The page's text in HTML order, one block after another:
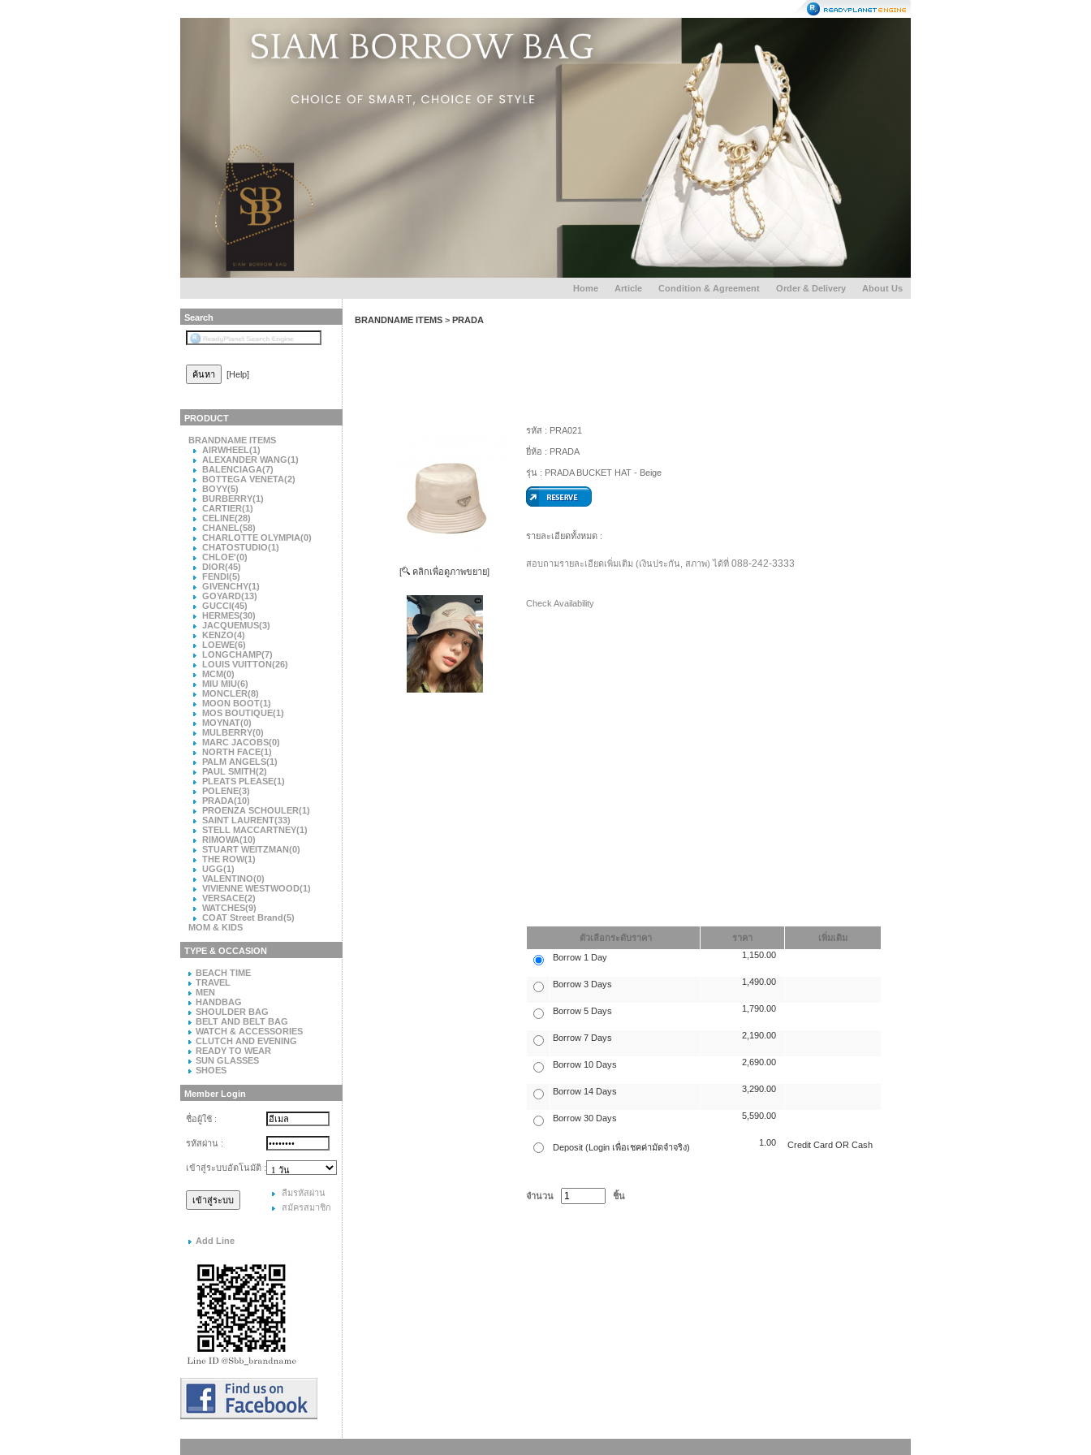
Home Article Condition & Agreement Order & Delivery About Us
Search
[Help]
PRODUCT
BRANDNAME ITEMS
AIRWHEEL (1)
ALEXANDER WANG(1)
BALENCIAGA(7)
BOTTEGA VENETA(2)
BOYY(5)
BURBERRY(1)
CARTIER(1)
CELINE(28)
CHANEL (58)
CHARLOTTE OLYMPIA(0)
CHATOSTUDIO(1)
CHLOE'(0)
DIOR(45)
FENDI(5)
GIVENCHY(1)
GOYARD(13)
GUCCI(45)
HERMES(30)
JACQUEMUS(3)
KENZO(4)
LOEWE(6)
LONGCHAMP(7)
LOUIS VUITTON(26)
MCM(0)
MIU MIU(6)
MONCLER(8)
MOON BOOT(1)
MOS BOUTIQUE(1)
MOYNAT(0)
MULBERRY(0)
MARC JACOBS(0)
NORTH FACE(1)
PALM ANGELS(1)
PAUL SMITH(2)
PLEATS PLEASE(1)
POLENE(3)
PRADA(10)
PROENZA SCHOULER(1)
SAINT LAURENT(33)
STELL MACCARTNEY(1)
RIMOWA(10)
STUART WEITZMAN(0)
THE ROW(1)
UGG(1)
VALENTINO(0)
VIVIENNE WESTWOOD(1)
VERSACE(2)
WATCHES(9)
COAT Street Brand(5)
MOM & KIDS
TYPE & OCCASION
BEACH TIME
TRAVEL
MEN
HANDBAG
SHOULDER BAG
BELT AND BELT BAG
WATCH & ACCESSORIES
CLUTCH AND EVENING
READY TO WEAR
SUN GLASSES
SHOES
Member Login
ชื่อผู้ใช้ :
รหัสผ่าน :
เข้าสู่ระบบอัตโนมัติ :
ลืมรหัสผ่าน
สมัครสมาชิก
Add Line
BRANDNAME ITEMS >PRADA
[ คลิกเพื่อดูภาพขยาย]
รหัส : PRA021
ยี่ห้อ : PRADA
รุ่น : PRADA BUCKET HAT - Beige
รายละเอียดทั้งหมด :
สอบถามรายละเอียดเพิ่มเติม (เงินประกัน, สภาพ) ได้ที่088-242-3333
Check Availability
ตัวเลือกระดับราคา ราคา
เพิ่มเติม
Borrow 1 Day
1,150.00
Borrow 3 Days 1,490.00
Borrow 5 Days 1,790.00
Borrow 7 Days 2,190.00
Borrow 10 Days 2,690.00
Borrow 14 Days 3,290.00
Borrow 30 Days 5,590.00
Deposit (Login เพื่อเชคค่ามัดจำจริง) 1.00 Credit Card OR Cash
จำนวน ชิ้น